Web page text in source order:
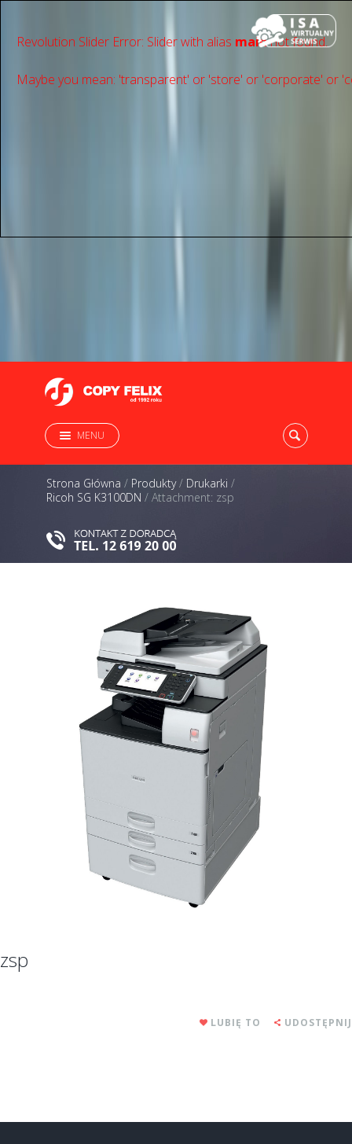
Revolution Slider Error: Slider with alias mainnot found.
Maybe you mean: 'transparent' or 'store' or 'сorporate' or
MENU
Strona Główna / Produkty/ Drukarki /
Ricoh SG K3100DN / Attachment: zsp
zsp
LUBIĘ TO UDOSTĘPNIJ